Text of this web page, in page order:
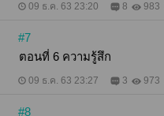
09 ธ.ค. 63 23:20 8 983
#7
ตอนที่ 6 ความรู้สึก
09 ธ.ค. 63 23:27 3 973
#8